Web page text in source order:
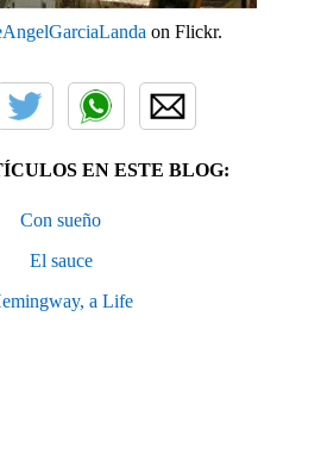
on Flickr.
EN ESTE BLOG:
Con sueño
El sauce
a Life